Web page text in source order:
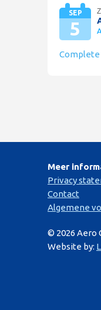
SEP
5
Complete
Meer
Privacy
Contact
Algemene
© 2026 Aero
Website by: